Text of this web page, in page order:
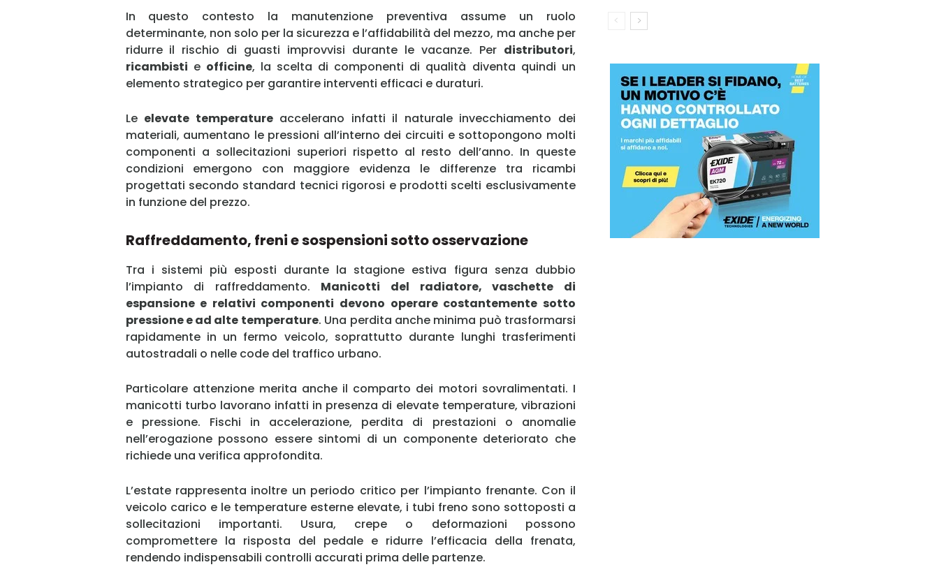
MY INFORICAMBI
Accedi
In questo contesto la manutenzione preventiva assume un ruolo
determinante, non solo per la sicurezza e l’affidabilità del mezzo, ma anche per
ridurre il rischio di guasti improvvisi durante le vacanze. Per distributori,
ricambisti e officine, la scelta di componenti di qualità diventa quindi un
elemento strategico per garantire interventi efficaci e duraturi.
Le elevate temperatureaccelerano infatti il naturale invecchiamento dei
materiali, aumentano le pressioni all’interno dei circuiti e sottopongono molti
componenti a sollecitazioni superiori rispetto al resto dell’anno. In queste
condizioni emergono con maggiore evidenza le differenze tra ricambi
progettati secondo standard tecnici rigorosi e prodotti scelti esclusivamente
in funzione del prezzo.
Raffreddamento, freni e sospensioni sotto osservazione
Tra i sistemi più esposti durante la stagione estiva figura senza dubbio
l’impianto di raffreddamento. Manicotti del radiatore, vaschette di
espansione e relativi componenti devono operare costantemente sotto
pressione e ad alte temperature. Una perdita anche minima può trasformarsi
rapidamente in un fermo veicolo, soprattutto durante lunghi trasferimenti
autostradali o nelle code del traffico urbano.
Particolare attenzione merita anche il comparto dei motori sovralimentati. I
manicotti turbo lavorano infatti in presenza di elevate temperature, vibrazioni
e pressione. Fischi in accelerazione, perdita di prestazioni o anomalie
nell’erogazione possono essere sintomi di un componente deteriorato che
richiede una verifica approfondita.
L’estate rappresenta inoltre un periodo critico per l’impianto frenante. Con il
veicolo carico e le temperature esterne elevate, i tubi freno sono sottoposti a
sollecitazioni importanti. Usura, crepe o deformazioni possono
compromettere la risposta del pedale e ridurre l’efficacia della frenata,
rendendo indispensabili controlli accurati prima delle partenze.